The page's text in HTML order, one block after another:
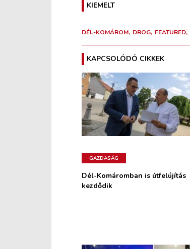
KIEMELT
DÉL-KOMÁROM DROG FEATURED
KAPCSOLÓDÓ CIKKEK
GAZDASÁG
Dél-Komáromban is útfelújítás
kezdődik